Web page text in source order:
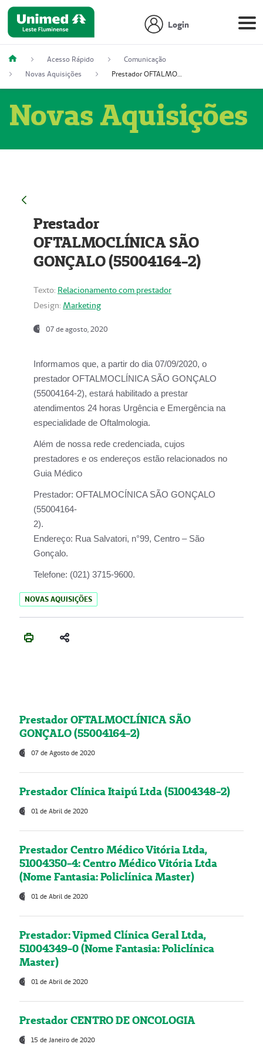
Login
Acesso Rápido
Comunicação
Novas Aquisições
Prestador OFTALMOCLÍNICA SÃO GONÇALO (55004164-2)
Novas Aquisições
Prestador
OFTALMOCLÍNICA SÃO
GONÇALO (55004164-2)
Texto: Relacionamento com prestador
Design: Marketing
07 de agosto, 2020
Informamos que, a partir do dia07/09/2020, o
prestador OFTALMOCLÍNICA SÃO GONÇALO
(55004164-2), estará habilitado a prestar
atendimentos 24 horas Urgência e Emergência na
especialidade de Oftalmologia.
Além de nossa rede credenciada, cujos
prestadores e os endereços estão relacionados no
Guia Médico
Prestador: OFTALMOCÍNICA SÃO GONÇALO
(55004164-
2).
Endereço: Rua Salvatori, n°99, Centro – São
Gonçalo.
Telefone: (021) 3715-9600.
NOVAS AQUISIÇÕES
Prestador OFTALMOCLÍNICA SÃO
GONÇALO (55004164-2)
07 de Agosto de 2020
Prestador Clínica Itaipú Ltda (51004348-2)
01 de Abril de 2020
Prestador Centro Médico Vitória Ltda,
51004350-4: Centro Médico Vitória Ltda
(Nome Fantasia: Policlínica Master)
01 de Abril de 2020
Prestador: Vipmed Clínica Geral Ltda,
51004349-0 (Nome Fantasia: Policlínica
Master)
01 de Abril de 2020
Prestador CENTRO DE ONCOLOGIA
15 de Janeiro de 2020